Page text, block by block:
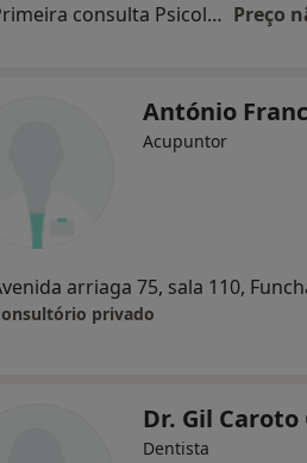
Primeira consulta Psicologia Preço
António
Acupuntor
arriaga 75, sala 110,
privado
Dr. Gil
Dentista